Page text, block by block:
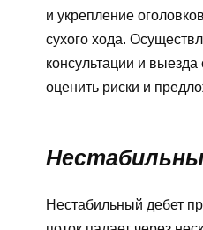
и укрепление
сухого хода.
консультации и
оценить риски и
Нестабильный дебет